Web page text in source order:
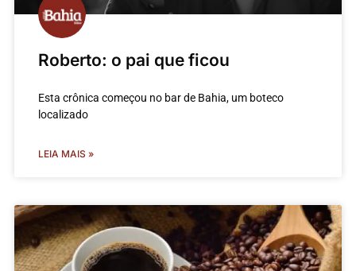
Roberto: o pai que ficou
Esta crônica começou no bar de Bahia, um boteco
localizado
LEIA MAIS »